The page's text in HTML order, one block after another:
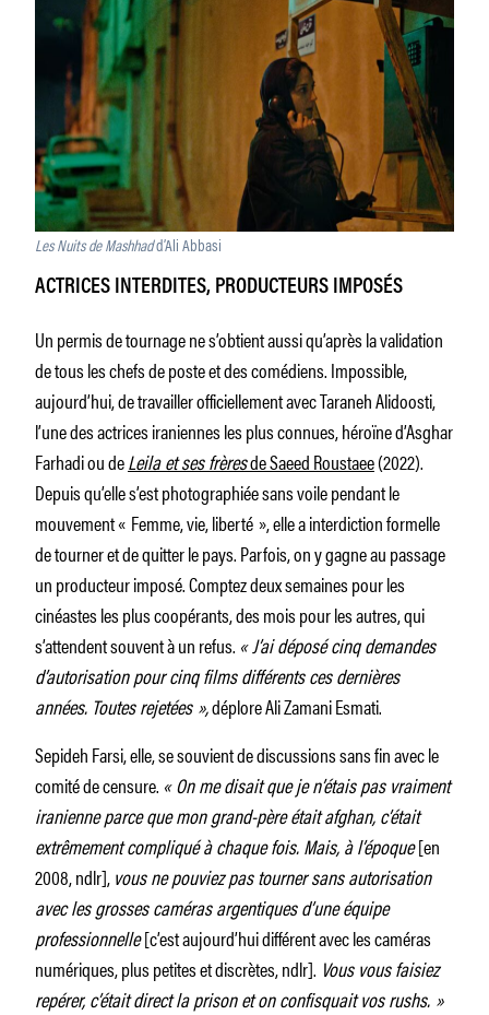
LesNuits de Mashhadd’Ali Abbasi
ACTRICES INTERDITES, PRODUCTEURS IMPOSÉS
Un permis de tournage ne s’obtient aussi qu’après la validation
de tous les chefs de poste et des comédiens. Impossible,
aujourd’hui, de travailler officiellement avec Taraneh Alidoosti,
l’une des actrices iraniennes les plus connues, héroïne d’Asghar
Farhadi ou deLeila et ses frèresde Saeed Roustaee(2022).
Depuis qu’elle s’est photographiée sans voile pendant le
mouvement « Femme, vie, liberté », elle a interdiction formelle
de tourner et de quitter le pays. Parfois, on y gagne au passage
un producteur imposé. Comptez deux semaines pour les
cinéastes les plus coopérants, des mois pour les autres, qui
s’attendent souvent à un refus. « J’ai déposé cinq demandes
d’autorisation pour cinq films différents ces dernières
années. Toutes rejetées »,déplore Ali Zamani Esmati.
Sepideh Farsi, elle, se souvient de discussions sans fin avec le
comité de censure. « On me disait que je n’étais pas vraiment
iranienne parce que mon grand-père était afghan, c’était
extrêmement compliqué à chaque fois. Mais, à l’époque[en
2008, ndlr],vous ne pouviez pas tourner sans autorisation
avec les grosses caméras argentiques d’une équipe
professionnelle[c’est aujourd’hui différent avec les caméras
numériques, plus petites et discrètes, ndlr]. Vous vous faisiez
repérer, c’était direct la prison et on confisquait vos rushs. »